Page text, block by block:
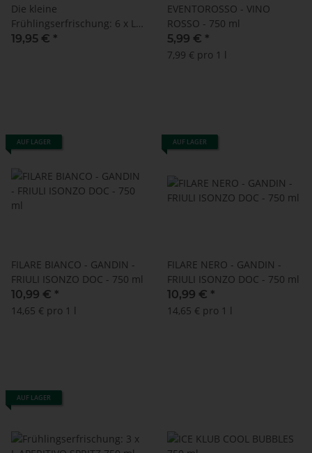
Die kleine
Frühlingserfrischung: 6 x L'
APERITIVO SPRITZ 250 ml +
19,95 € *
EVENTOROSSO - VINO
ROSSO - 750 ml
5,99 € *
7,99 € pro 1 l
AUF LAGER
FILARE BIANCO - GANDIN -
FRIULI ISONZO DOC - 750 ml
10,99 € *
14,65 € pro 1 l
AUF LAGER
FILARE NERO - GANDIN -
FRIULI ISONZO DOC - 750 ml
10,99 € *
14,65 € pro 1 l
AUF LAGER